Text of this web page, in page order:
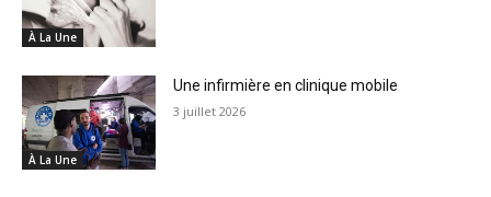
À La Une
À La Une
Une infirmière en clinique mobile
3 juillet 2026